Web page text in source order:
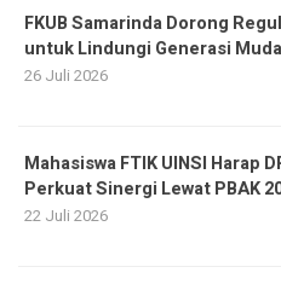
FKUB Samarinda Dorong
untuk Lindungi Generasi Muda
26 Juli 2026
Mahasiswa FTIK UINSI Harap
Perkuat Sinergi Lewat PBAK
22 Juli 2026